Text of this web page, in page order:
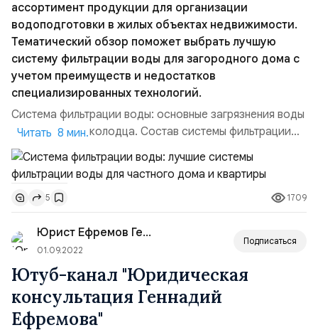
ассортимент продукции для организации
водоподготовки в жилых объектах недвижимости.
Тематический обзор поможет выбрать лучшую
систему фильтрации воды для загородного дома с
учетом преимуществ и недостатков
специализированных технологий.
Система фильтрации воды: основные загрязнения воды
из скважины и колодца. Состав системы фильтрации
воды для загородного дома и квартиры определяют с
учетом количественных и качественных показателей
вредных примесей в источнике. В глубокой скважине
отсутствуют нефтепродукты, удобрения, иные бытовые
и промышленные отходы. Однако в таком источнике
повышен...
Читать 8 мин.
5 1709
Юрист Ефремов Геннадий Геннадь...
01.09.2022
Подписаться
Ютуб-канал "Юридическая
консультация Геннадий
Ефремова"